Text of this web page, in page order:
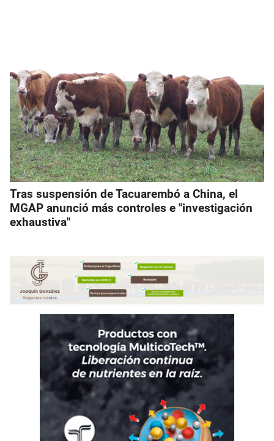
Tras suspensión de Tacuarembó a China, el
MGAP anunció más controles e "investigación
exhaustiva"